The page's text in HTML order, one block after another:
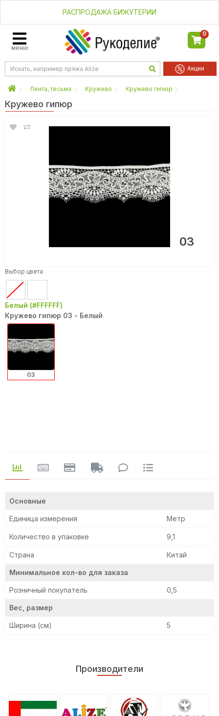
РАСПРОДАЖА БИЖУТЕРИИ
меню
0
Акции
Лента, тесьма Кружево Кружево гипюр
Кружево гипюр
03
Основные
Единица измерения Метр
Количество в упаковке 9,1
Страна Китай
Минимальное кол-во для заказа
Розничный покупатель 0,5
Вес, размер
Ширина (см) 5
Выбор цвета
Белый (#FFFFFF)
Кружево гипюр 03 - Белый
03
Производители